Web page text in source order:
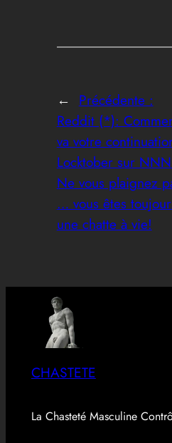
← Précédente :
Reddit (*):
va votre
Locktober sur
Ne vous plaignez
… vous êtes
une chatte à vie!
CHASTETE
La Chasteté Masculine